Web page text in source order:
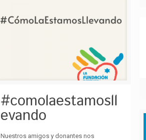
#comolaestamosll
evando
Nuestros amigos y donantes nos